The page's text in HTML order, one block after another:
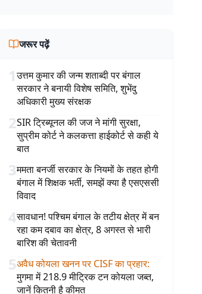
जरूर पढ़ें
1उत्तम कुमार की जन्म शताब्दी पर बंगाल
सरकार ने बनायी विशेष समिति, शुभेंदु
अधिकारी मुख्य संरक्षक
2SIR ट्रिब्यूनल की जज ने मांगी सुरक्षा,
सुप्रीम कोर्ट ने कलकत्ता हाईकोर्ट से कही ये
बात
3ममता बनर्जी सरकार के नियमों के तहत होगी
बंगाल में शिक्षक भर्ती, समझें क्या है एसएससी
विवाद
4सावधान! पश्चिम बंगाल के तटीय क्षेत्र में बन
रहा कम दबाव का क्षेत्र, 8 अगस्त से भारी
बारिश की चेतावनी
5अवैध कोयला खनन पर CISF का प्रहार:
मुगमा में 218.9 मीट्रिक टन कोयला जब्त,
जानें कितनी है कीमत